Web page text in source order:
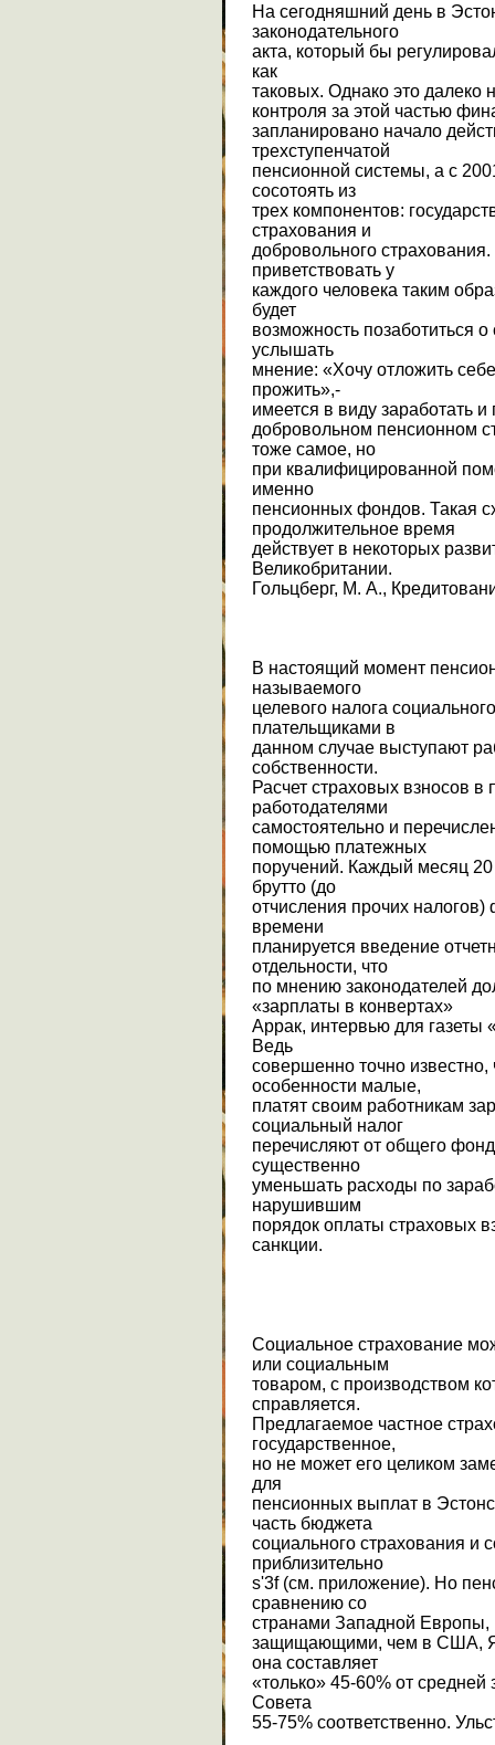
На сегодняшний день в
законодательного
акта, который бы
как
таковых. Однако это далеко
контроля за этой частью
запланировано начало
трехступенчатой
пенсионной системы, а с
сосотоять из
трех компонентов:
страхования и
добровольного
приветствовать у
каждого человека таким
будет
возможность позаботиться
услышать
мнение: «Хочу отложить
прожить»,-
имеется в виду заработать
добровольном пенсионном
тоже самое, но
при квалифицированной
именно
пенсионных фондов. Такая
продолжительное время
действует в некоторых
Великобритании.
Гольцберг, М. А.,
В настоящий момент
называемого
целевого налога
плательщиками в
данном случае выступают
собственности.
Расчет страховых взносов
работодателями
самостоятельно и
помощью платежных
поручений. Каждый месяц
брутто (до
отчисления прочих
времени
планируется введение
отдельности, что
по мнению законодателей
«зарплаты в конвертах»
Аррак, интервью для
Ведь
совершенно точно
особенности малые,
платят своим работникам
социальный налог
перечисляют от общего
существенно
уменьшать расходы по
нарушившим
порядок оплаты страховых
санкции.
Социальное страхование
или социальным
товаром, с производством
справляется.
Предлагаемое частное
государственное,
но не может его целиком
для
пенсионных выплат в
часть бюджета
социального страхования и
приблизительно
ѕ'3f (см. приложение). Но
сравнению со
странами Западной Европы,
защищающими, чем в США,
она составляет
«только» 45-60% от
Совета
55-75% соответственно.